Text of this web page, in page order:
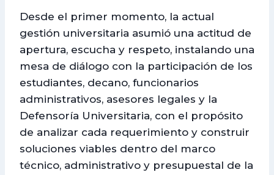
Desde el primer momento, la actual
gestión universitaria asumió una actitud de
apertura, escucha y respeto, instalando una
mesa de diálogo con la participación de los
estudiantes, decano, funcionarios
administrativos, asesores legales y la
Defensoría Universitaria, con el propósito
de analizar cada requerimiento y construir
soluciones viables dentro del marco
técnico, administrativo y presupuestal de la